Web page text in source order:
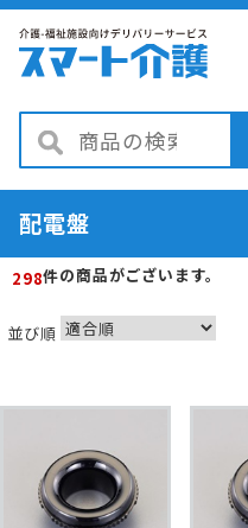
配電盤
298件の商品がございます。
並び順